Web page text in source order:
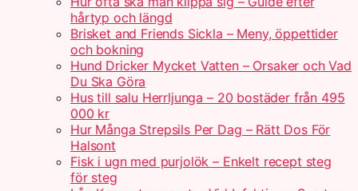
hårtyp och längd
Brisket and Friends Sickla – Meny, öppettider
och bokning
Hund Dricker Mycket Vatten – Orsaker och Vad
Du Ska Göra
Hus till salu Herrljunga – 20 bostäder från 495
000 kr
Hur Många Strepsils Per Dag – Rätt Dos För
Halsont
Fisk i ugn med purjolök – Enkelt recept steg
för steg